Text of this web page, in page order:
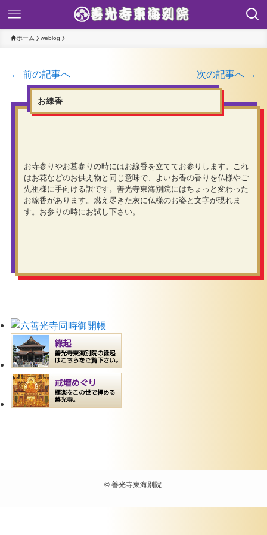
ホーム weblog
← 前の記事へ 次の記事へ →
お線香
お寺参りやお墓参りの時にはお線香を立ててお参りします。これ
はお花などのお供え物と同じ意味で、よいお香の香りを仏様やご
先祖様に手向ける訳です。善光寺東海別院にはちょっと変わった
お線香があります。燃え尽きた灰に仏様のお姿と文字が現れま
す。お参りの時にお試し下さい。
©善光寺東海別院.